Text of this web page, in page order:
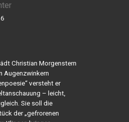
Christian Morgenstern
Augenzwinkern
versteht er
– leicht,
Sie soll die
der „gefrorenen